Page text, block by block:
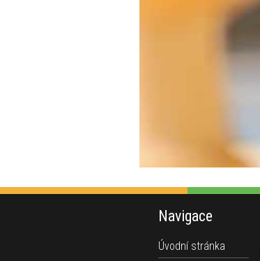
Navigace
Úvodní stránka